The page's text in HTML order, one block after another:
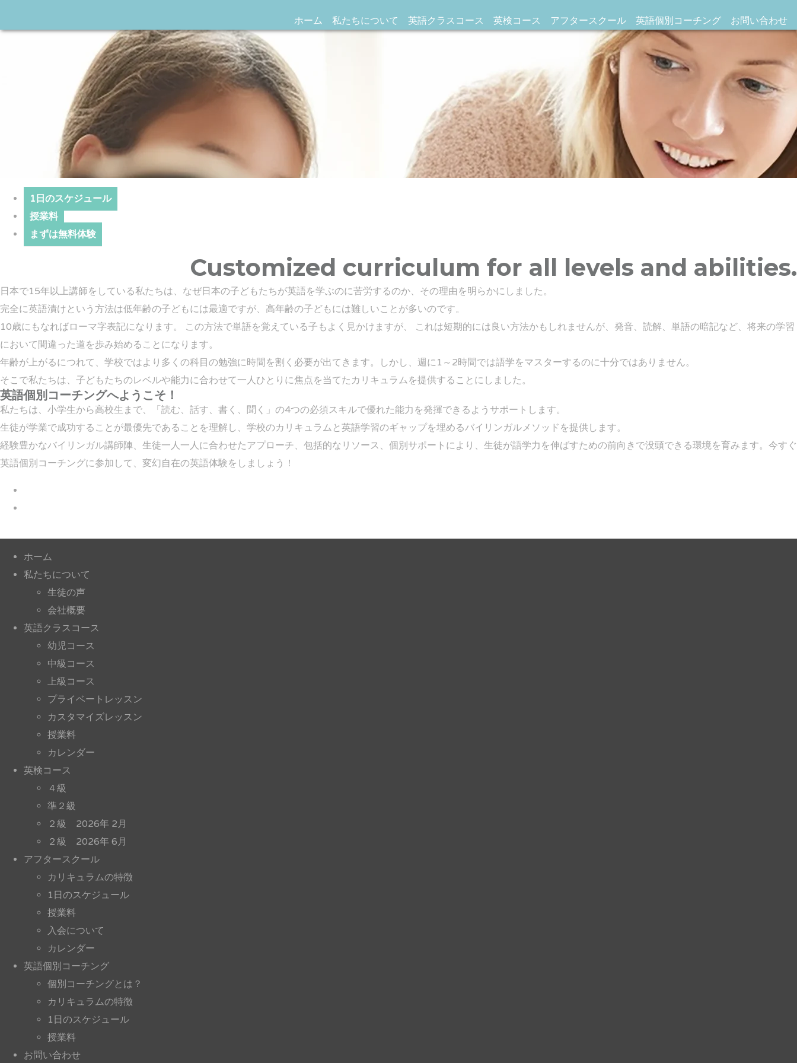
ホーム 私たちについて 英語クラスコース 英検コース アフタースクール 英語個別コーチング お問い合わせ
1日のスケジュール
授業料
まずは無料体験
Customized curriculum for all levels and abilities.
日本で15年以上講師をしている私たちは、なぜ日本の子どもたちが英語を学ぶのに苦労するのか、その理由を明らかにしました。
完全に英語漬けという方法は低年齢の子どもには最適ですが、高年齢の子どもには難しいことが多いのです。
10歳にもなればローマ字表記になります。 この方法で単語を覚えている子もよく見かけますが、 これは短期的には良い方法かもしれませんが、発音、読解、単語の暗記など、将来の学習
において間違った道を歩み始めることになります。
年齢が上がるにつれて、学校ではより多くの科目の勉強に時間を割く必要が出てきます。しかし、週に1～2時間では語学をマスターするのに十分ではありません。
そこで私たちは、子どもたちのレベルや能力に合わせて一人ひとりに焦点を当てたカリキュラムを提供することにしました。
英語個別コーチングへようこそ！
私たちは、小学生から高校生まで、「読む、話す、書く、聞く」の4つの必須スキルで優れた能力を発揮できるようサポートします。
生徒が学業で成功することが最優先であることを理解し、学校のカリキュラムと英語学習のギャップを埋めるバイリンガルメソッドを提供します。
経験豊かなバイリンガル講師陣、生徒一人一人に合わせたアプローチ、包括的なリソース、個別サポートにより、生徒が語学力を伸ばすための前向きで没頭できる環境を育みます。今すぐ
英語個別コーチングに参加して、変幻自在の英語体験をしましょう！
ホーム
私たちについて
生徒の声
会社概要
英語クラスコース
幼児コース
中級コース
上級コース
プライベートレッスン
カスタマイズレッスン
授業料
カレンダー
英検コース
４級
準２級
２級 2026年 2月
２級 2026年 6月
アフタースクール
カリキュラムの特徴
1日のスケジュール
授業料
入会について
カレンダー
英語個別コーチング
個別コーチングとは？
カリキュラムの特徴
1日のスケジュール
授業料
お問い合わせ